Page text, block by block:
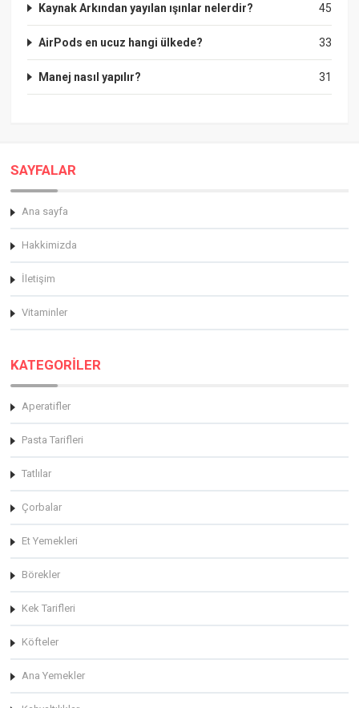
45
Kaynak Arkından yayılan ışınlar nelerdir?
33
AirPods en ucuz hangi ülkede?
31
Manej nasıl yapılır?
SAYFALAR
Ana sayfa
Hakkimizda
İletişim
Vitaminler
KATEGORİLER
Aperatifler
Pasta Tarifleri
Tatlılar
Çorbalar
Et Yemekleri
Börekler
Kek Tarifleri
Köfteler
Ana Yemekler